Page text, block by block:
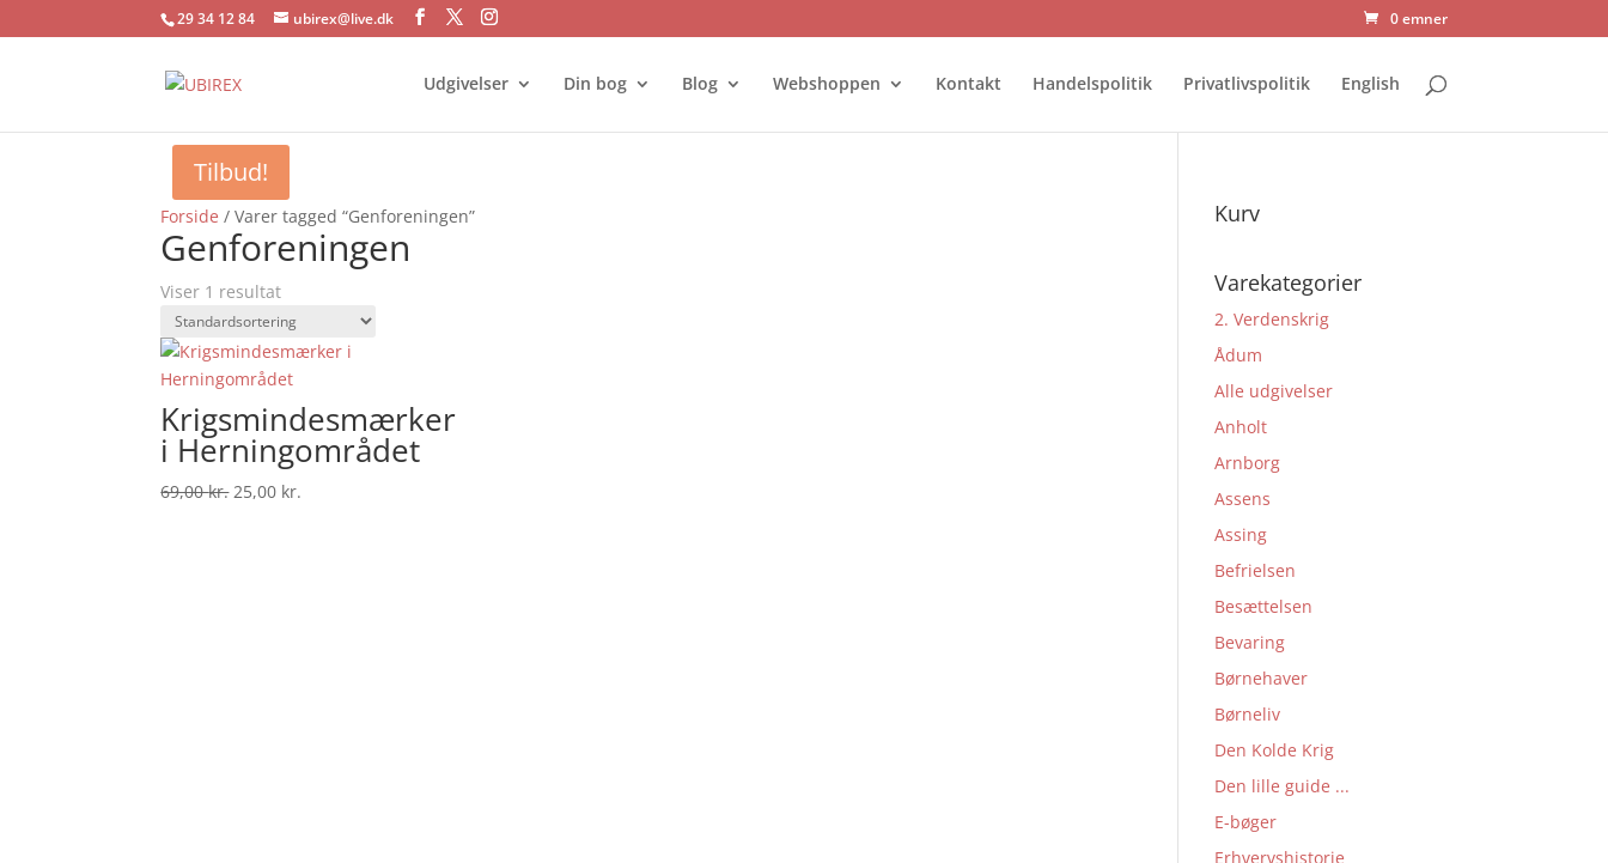
29 34 12 84 ubirex@live.dk 0 emner
Udgivelser Din bog Blog Webshoppen Kontakt Handelspolitik Privatlivspolitik English
Forside / Varer tagged “Genforeningen”
Genforeningen
Viser 1 resultat
Tilbud!
Krigsmindesmærker
i Herningområdet
69,00kr. Den
25,00 kr.
Kurv
Varekategorier
2. Verdenskrig
Ådum
Alle udgivelser
Anholt
Arnborg
Assens
Assing
Befrielsen
Besættelsen
Bevaring
Børnehaver
Børneliv
Den Kolde Krig
Den lille guide ...
E-bøger
Erhvervshistorie